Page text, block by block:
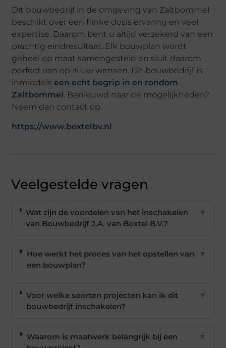
Dit bouwbedrijf in de omgeving van Zaltbommel
beschikt over een flinke dosis ervaring en veel
expertise. Daarom bent u altijd verzekerd van een
prachtig eindresultaat. Elk bouwplan wordt
geheel op maat samengesteld en sluit daarom
perfect aan op al uw wensen. Dit bouwbedrijf is
inmiddelseen echt begrip in en rondom
Zaltbommel . Benieuwd naar de mogelijkheden?
Neem dan contact op.
https://www.boxtelbv.nl
Veelgestelde vragen
Wat zijn de voordelen van het inschakelen
van Bouwbedrijf J.A. van Boxtel B.V.?
▼
Hoe werkt het proces van het opstellen van
een bouwplan?
▼
Voor welke soorten projecten kan ik dit
bouwbedrijf inschakelen?
▼
Waarom is maatwerk belangrijk bij een
▼